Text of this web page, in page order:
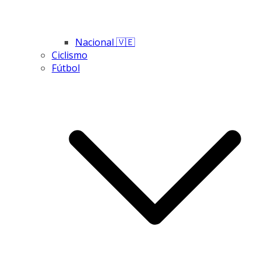
Nacional 🇻🇪
Ciclismo
Fútbol